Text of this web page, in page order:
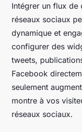
Intégrer un flux de
réseaux sociaux
dynamique et
configurer des
tweets,
Facebook
seulement
montre à vos
réseaux sociaux.